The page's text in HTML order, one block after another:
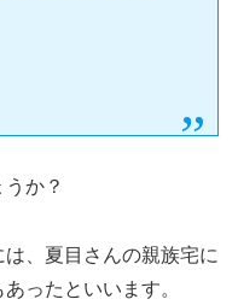
か？
、夏目さんの親族宅に
ったといいます。